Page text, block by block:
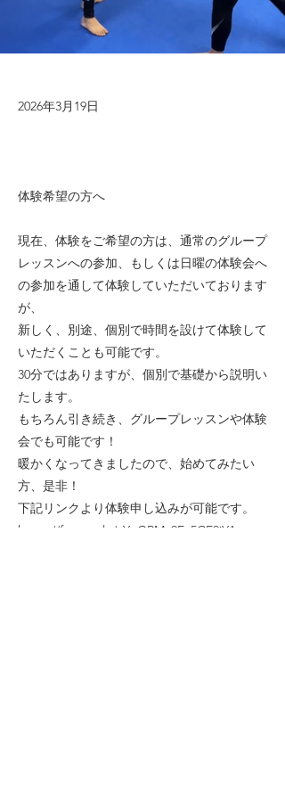
2026年3月19日
体験希望の方へ
現在、体験をご希望の方は、通常のグループ
レッスンへの参加、もしくは日曜の体験会へ
の参加を通して体験していただいております
が、
新しく、別途、個別で時間を設けて体験して
いただくことも可能です。
30分ではありますが、個別で基礎から説明い
たします。
もちろん引き続き、グループレッスンや体験
会でも可能です！
暖かくなってきましたので、始めてみたい
方、是非！
下記リンクより体験申し込みが可能です。
https://forms.gle/cYpGRMc9Ec5CE9iYA